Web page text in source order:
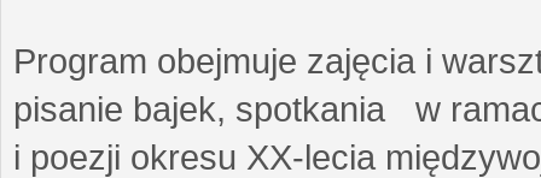
Program obejmuje zajęcia i
pisanie bajek, spotkania w
i poezji okresu XX-lecia